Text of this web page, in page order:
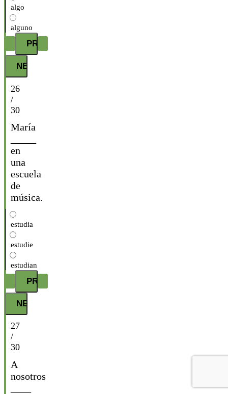
algo
alguno
26
/
30
María
en
una
escuela
de
música.
estudia
estudie
estudian
27
/
30
A
nosotros